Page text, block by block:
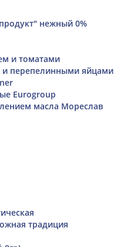
нежный 0%
и томатами
и перепелинными яйцами
Eurogroup
масла Мореслав
традиция